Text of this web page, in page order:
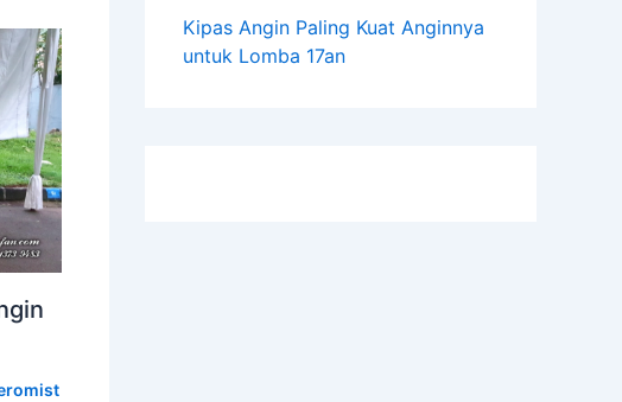
Kipas Angin Paling Kuat Anginnya
untuk Lomba 17an